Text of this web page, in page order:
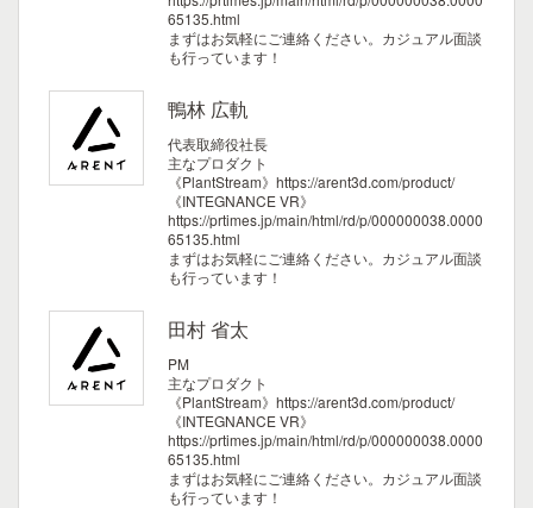
65135.html
まずはお気軽にご連絡ください。カジュアル面談
も行っています！
鴨林 広軌
代表取締役社長
主なプロダクト
《PlantStream》https://arent3d.com/product/
《INTEGNANCE VR》
https://prtimes.jp/main/html/rd/p/000000038.0000
65135.html
まずはお気軽にご連絡ください。カジュアル面談
も行っています！
田村 省太
PM
主なプロダクト
《PlantStream》https://arent3d.com/product/
《INTEGNANCE VR》
https://prtimes.jp/main/html/rd/p/000000038.0000
65135.html
まずはお気軽にご連絡ください。カジュアル面談
も行っています！